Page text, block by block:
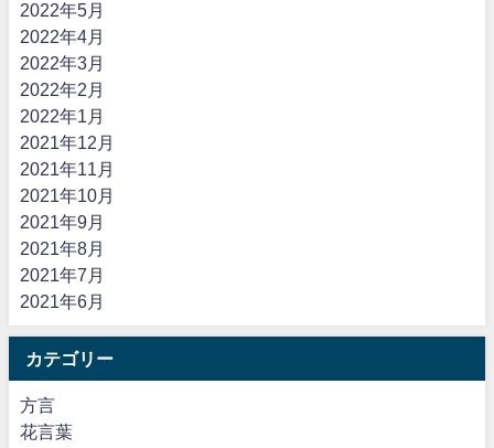
2022年5月
2022年4月
2022年3月
2022年2月
2022年1月
2021年12月
2021年11月
2021年10月
2021年9月
2021年8月
2021年7月
2021年6月
カテゴリー
方言
花言葉